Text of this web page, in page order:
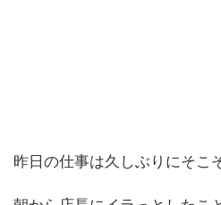
昨日の仕事は久しぶりにそこ